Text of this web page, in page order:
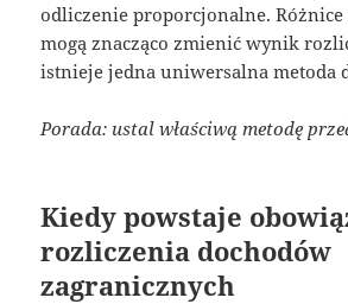
odliczenie proporcjonalne.
mogą znacząco zmienić wynik
istnieje jedna uniwersalna metoda
Porada: ustal właściwą metodę
Kiedy powstaje
rozliczenia dochodów
zagranicznych